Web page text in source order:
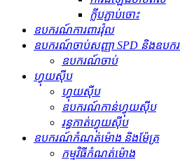
ក្លីបភ្ជាប់ចោះ
ឧបករណ៍ការពារវ៉ុល
ឧបករណ៍ចាប់សញ្ញា SPD និងឧបក
ឧបករណ៍ចាប់
ហ្វុយស៊ីប
ហ្វុយស៊ីប
ឧបករណ៍​កាន់​ហ្វុយស៊ីប
រន្ធ​កាត់​ហ្វុយស៊ីប
ឧបករណ៍កំណត់ម៉ោង និងម៉ែត្រ
កម្មវិធីកំណត់ម៉ោង